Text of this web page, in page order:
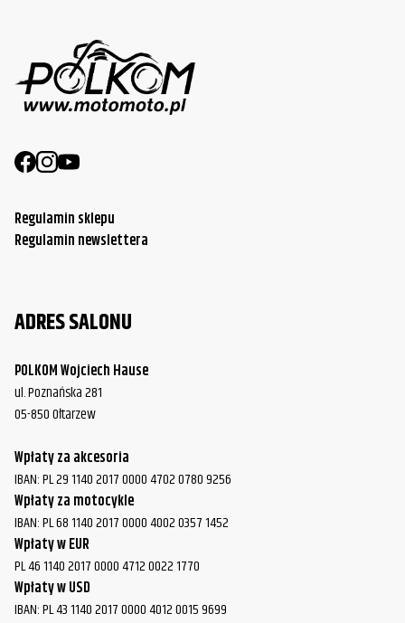
Regulamin sklepu
Regulamin newslettera
ADRES SALONU
POLKOM Wojciech Hause
ul. Poznańska 281
05-850 Ołtarzew
Wpłaty za akcesoria
IBAN: PL 29 1140 2017 0000 4702 0780 9256
Wpłaty za motocykle
IBAN: PL 68 1140 2017 0000 4002 0357 1452
Wpłaty w EUR
PL 46 1140 2017 0000 4712 0022 1770
Wpłaty w USD
IBAN: PL 43 1140 2017 0000 4012 0015 9699